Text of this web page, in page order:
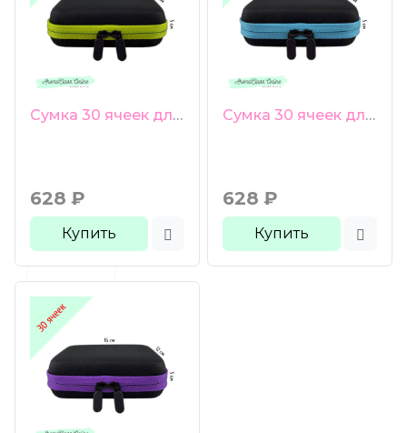
Сумка 30 ячеек для пробников 1-3 мл зеленая молния
628 ₽
Купить
Сумка 30 ячеек для пробников 1-3 мл голубая молния
628 ₽
Купить